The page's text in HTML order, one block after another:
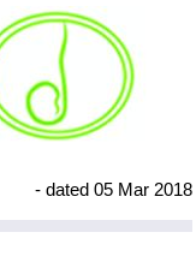
- dated 05 Mar 2018